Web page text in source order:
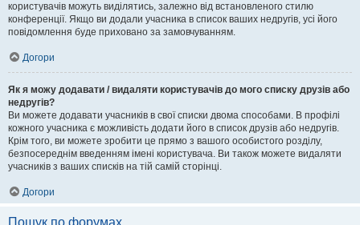
користувачів можуть виділятись, залежно від встановленого стилю
конференції. Якщо ви додали учасника в список ваших недругів, усі його
повідомлення буде приховано за замовчуванням.
Догори
Як я можу додавати / видаляти користувачів до мого списку друзів або
недругів?
Ви можете додавати учасників в свої списки двома способами. В профілі
кожного учасника є можливість додати його в список друзів або недругів.
Крім того, ви можете зробити це прямо з вашого особистого розділу,
безпосереднім введенням імені користувача. Ви також можете видаляти
учасників з ваших списків на тій самій сторінці.
Догори
Пошук по форумах